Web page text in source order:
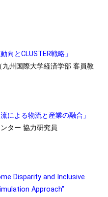
向とCLUSTER戦略」
州国際大学経済学部 客員教
による物流と産業の融合」
ター 協力研究員
Disparity and Inclusive
Approach”